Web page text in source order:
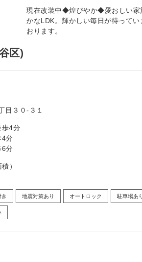
現在改装中◆煌びやか◆愛おしい家
かなLDK。輝かしい毎日が待って
おります。
区)
目３０-３１
歩4分
4分
6分
）
地震対策あり オートロック 駐車場あ